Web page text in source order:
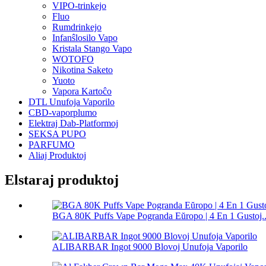
VIPO-trinkejo
Fluo
Rumdrinkejo
Infanŝlosilo Vapo
Kristala Stango Vapo
WOTOFO
Nikotina Saketo
Yuoto
Vapora Kartoĉo
DTL Unufoja Vaporilo
CBD-vaporplumo
Elektraj Dab-Platformoj
SEKSA PUPO
PARFUMO
Aliaj Produktoj
Elstaraj produktoj
BGA 80K Puffs Vape Pogranda Eŭropo | 4 En 1
ALIBARBAR Ingot 9000 Blovoj Unufoja Vaporilo